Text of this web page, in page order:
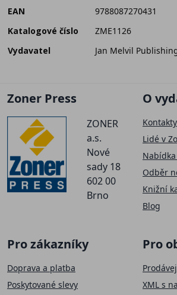
EAN
9788087270431
Katalogové číslo
ZME1126
Vydavatel
Jan Melvil
Zoner Press
ZONER
a.s.
Nové
sady 18
602 00
Brno
O
Kontakty
Lidé v
Odběr
Knižní
Blog
Pro zákazníky
Doprava a platba
Poskytované slevy
Pro
XML s